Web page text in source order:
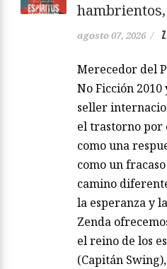
agosto 07, 2026 /
Merecedor del
No Ficción
seller
el trastorno por
como una
como un
camino
la esperanza y
Zenda
el reino de los
(Capitán